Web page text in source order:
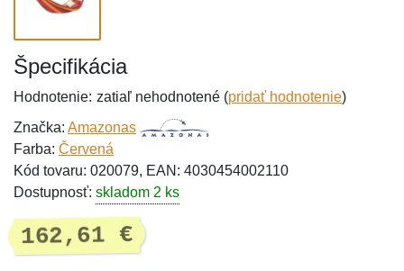
Špecifikácia
Hodnotenie: zatiaľ nehodnotené (pridať hodnotenie)
Značka: Amazonas
Farba: Červená
Kód tovaru: 020079, EAN: 4030454002110
Dostupnosť: skladom 2 ks
162,61 €